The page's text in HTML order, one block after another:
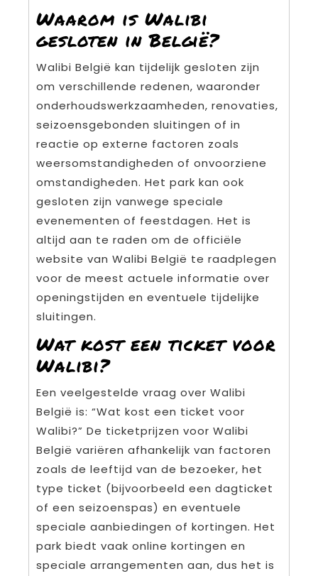
Waarom is Walibi
gesloten in België?
Walibi België kan tijdelijk gesloten zijn
om verschillende redenen, waaronder
onderhoudswerkzaamheden, renovaties,
seizoensgebonden sluitingen of in
reactie op externe factoren zoals
weersomstandigheden of onvoorziene
omstandigheden. Het park kan ook
gesloten zijn vanwege speciale
evenementen of feestdagen. Het is
altijd aan te raden om de officiële
website van Walibi België te raadplegen
voor de meest actuele informatie over
openingstijden en eventuele tijdelijke
sluitingen.
Wat kost een ticket voor
Walibi?
Een veelgestelde vraag over Walibi
België is: “Wat kost een ticket voor
Walibi?” De ticketprijzen voor Walibi
België variëren afhankelijk van factoren
zoals de leeftijd van de bezoeker, het
type ticket (bijvoorbeeld een dagticket
of een seizoenspas) en eventuele
speciale aanbiedingen of kortingen. Het
park biedt vaak online kortingen en
speciale arrangementen aan, dus het is